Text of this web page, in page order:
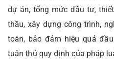
dự án, tổng mức đầu tư,
thầu, xây dựng công trình,
toán, bảo đảm hiệu quả
tuân thủ quy định của pháp